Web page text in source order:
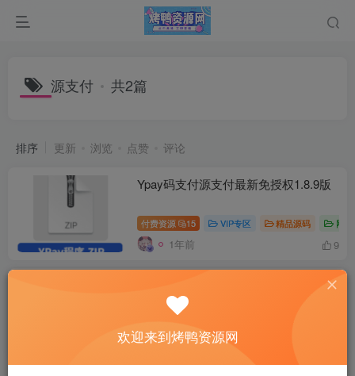
源支付 共2篇
排序 更新 浏览 点赞 评论
Ypay码支付源支付最新免授权1.8.9版
付费资源 15 VIP专区 精品源码 网
1年前 9
最新源支付，码支付全开源版，已去除
安装扩展
1年前
欢迎来到烤鸭资源网